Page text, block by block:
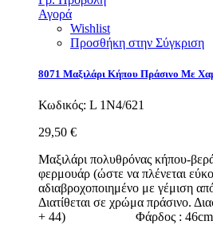
Αγορά
Wishlist
Προσθήκη στην Σύγκριση
8071 Μαξιλάρι Κήπου Πράσινο Με
Κωδικός: L 1N4/621
29,50 €
Μαξιλάρι πολυθρόνας κήπου-
φερμουάρ (ώστε να πλένεται
αδιαβροχοποιημένο με γέμιση
Διατίθεται σε χρώμα πράσινο.
+ 44) Φάρδος :